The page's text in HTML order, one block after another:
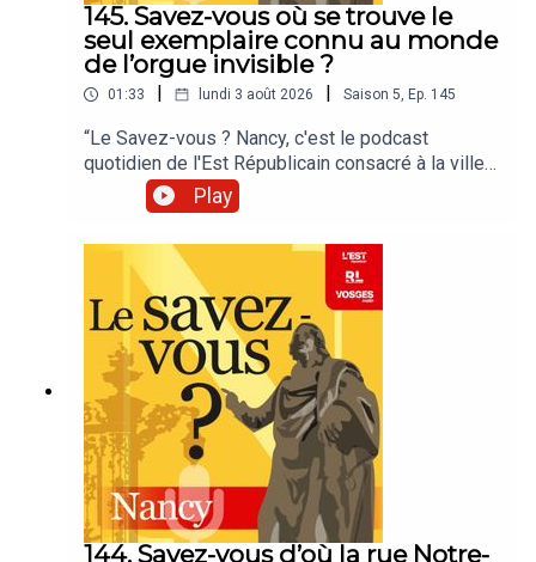
145. Savez-vous où se trouve le
seul exemplaire connu au monde
de l’orgue invisible ?
01:33 | lundi 3 août 2026 | Saison 5, Ep. 145
“Le Savez-vous ? Nancy, c'est le podcast
quotidien de l'Est Républicain consacré à la ville
et à tout ce que vous ignorez sur elle.Un podcast
raconté par Jean-Marie Russe basé sur les
articles réalisés par la rédaction locale de Nancy.”
Play
144. Savez-vous d’où la rue Notre-